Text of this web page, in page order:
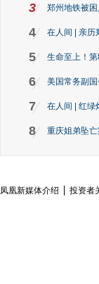
3 郑州地铁被
4 在人间 | 亲历
5 生命至上！
6 美国常务副
7 在人间 | 红绿
8 重庆姐弟坠
凤凰新媒体介绍 投资者